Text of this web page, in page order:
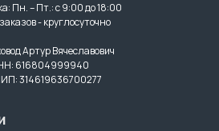
Пн. – Пт.: с 9:00 до 18:00
- круглосуточно
Артур Вячеславович
616804999940
314619636700277